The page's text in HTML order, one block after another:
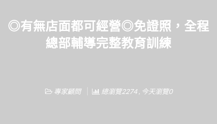
◎有無店面都可經營◎免證照，全程
總部輔導完整教育訓練
專家顧問 總瀏覽2274 , 今天瀏覽0